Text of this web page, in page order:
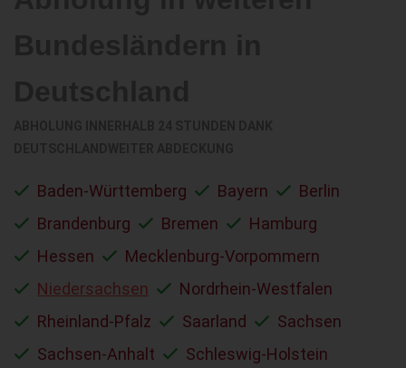
Baden-Württemberg Bayern
Berlin
Brandenburg
Bremen
Hamburg
Hessen
Mecklenburg-Vorpommern
Niedersachsen
Nordrhein-Westfalen
Rheinland-Pfalz
Saarland
Sachsen
Sachsen-Anhalt
Schleswig-Holstein